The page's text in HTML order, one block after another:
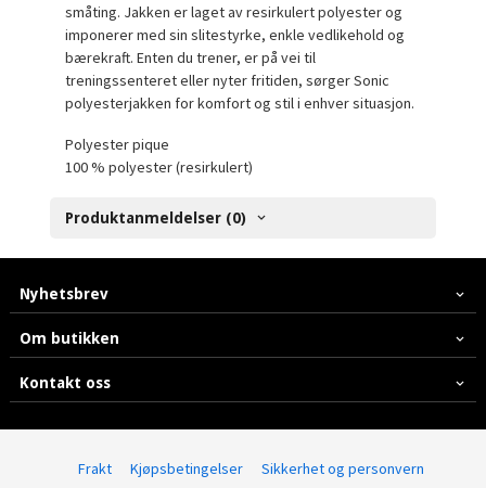
småting. Jakken er laget av resirkulert polyester og
imponerer med sin slitestyrke, enkle vedlikehold og
bærekraft. Enten du trener, er på vei til
treningssenteret eller nyter fritiden, sørger Sonic
polyesterjakken for komfort og stil i enhver situasjon.
Polyester pique
100 % polyester (resirkulert)
Produktanmeldelser (0)
Nyhetsbrev
Om butikken
Kontakt oss
Frakt Kjøpsbetingelser Sikkerhet og personvern